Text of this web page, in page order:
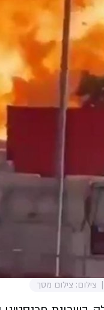
צילום: צילום מסך